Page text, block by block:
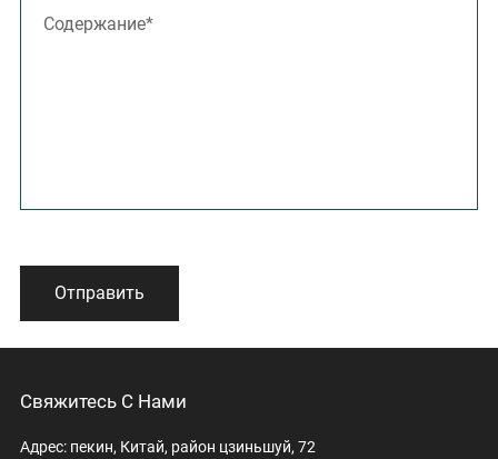
Отправить
Свяжитесь С Нами
Адрес: пекин, Китай, район цзиньшуй, 72